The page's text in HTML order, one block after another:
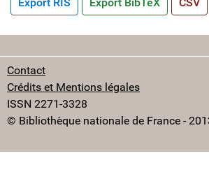
Contact
Crédits et Mentions légales
ISSN 2271-3328
© Bibliothèque nationale de France -